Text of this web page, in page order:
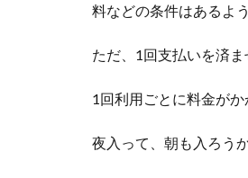
大
び
ま
め
料などの条件はあるよ
ただ、1回支払いを済
1回利用ごとに料金がか
夜入って、朝も入ろう